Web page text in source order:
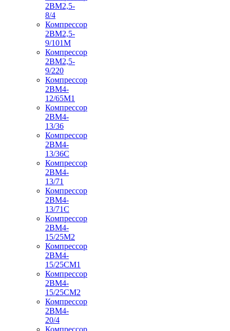
2ВМ2,5-
8/4
Компрессор
2ВМ2,5-
9/101М
Компрессор
2ВМ2,5-
9/220
Компрессор
2ВМ4-
12/65М1
Компрессор
2ВМ4-
13/36
Компрессор
2ВМ4-
13/36С
Компрессор
2ВМ4-
13/71
Компрессор
2ВМ4-
13/71С
Компрессор
2ВМ4-
15/25М2
Компрессор
2ВМ4-
15/25СМ1
Компрессор
2ВМ4-
15/25СМ2
Компрессор
2ВМ4-
20/4
Компрессор